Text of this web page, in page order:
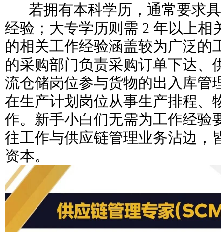
若拥有本科学历，通常要求具
经验；大专学历则需 2 年以上相
的相关工作经验涵盖较为广泛的
的采购部门负责采购订单下达、
流仓储岗位参与货物的出入库管
在生产计划岗位从事生产排程、
作。新手小白们无需为工作经验
往工作与供应链管理业务沾边，
资本。